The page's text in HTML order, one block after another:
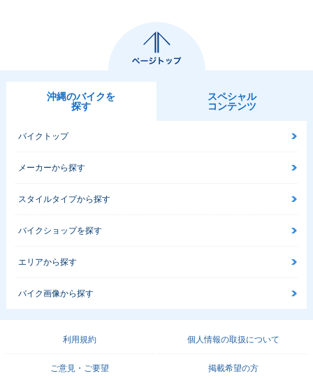
沖縄のバイクを
探す
スペシャル
コンテンツ
バイクトップ
メーカーから探す
スタイルタイプから探す
バイクショップを探す
エリアから探す
バイク画像から探す
利用規約 個人情報の取扱について
ご意見・ご要望 掲載希望の方